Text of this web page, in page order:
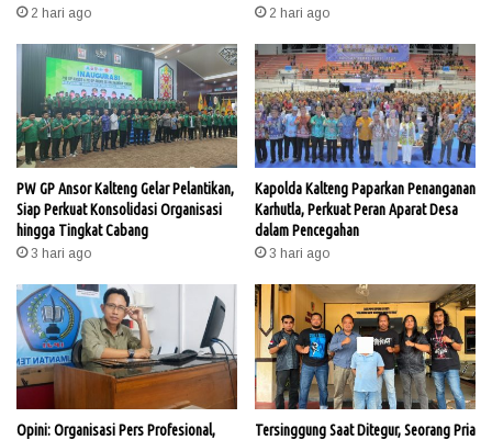
2 hari ago 2 hari ago
PW GP Ansor Kalteng Gelar Pelantikan,
Siap Perkuat Konsolidasi Organisasi
hingga Tingkat Cabang
3 hari ago
Kapolda Kalteng Paparkan Penanganan
Karhutla, Perkuat Peran Aparat Desa
dalam Pencegahan
3 hari ago
Opini: Organisasi Pers Profesional,
Tersinggung Saat Ditegur, Seorang Pria